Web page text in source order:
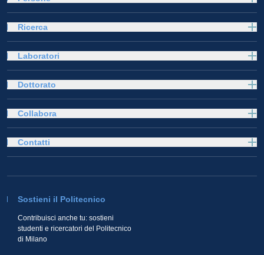
Ricerca
Laboratori
Dottorato
Collabora
Sostieni il Politecnico
Contribuisci anche tu: sostieni
studenti e ricercatori del Politecnico
di Milano
Contatti